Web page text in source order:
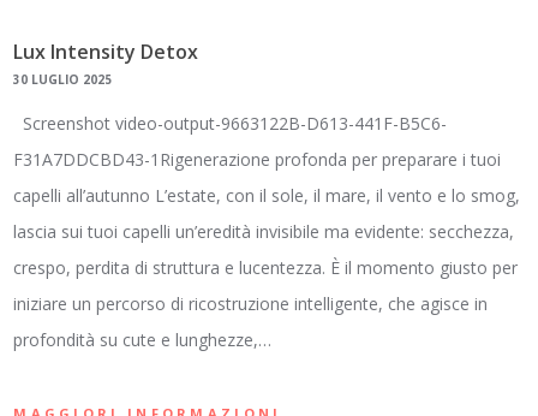
Lux Intensity Detox
30 LUGLIO 2025
Screenshot video-output-9663122B-D613-441F-B5C6-
F31A7DDCBD43-1Rigenerazione profonda per preparare i tuoi
capelli all’autunno L’estate, con il sole, il mare, il vento e lo smog,
lascia sui tuoi capelli un’eredità invisibile ma evidente: secchezza,
crespo, perdita di struttura e lucentezza. È il momento giusto per
iniziare un percorso di ricostruzione intelligente, che agisce in
profondità su cute e lunghezze,…